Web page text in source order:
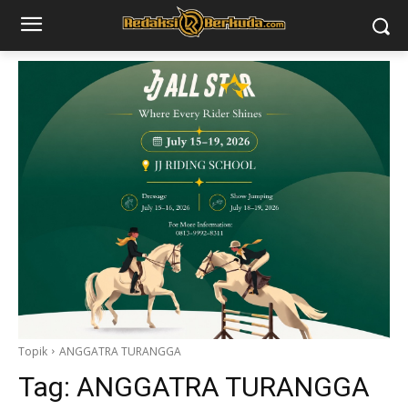
Topik ANGGATRA TURANGGA
Tag: ANGGATRA TURANGGA